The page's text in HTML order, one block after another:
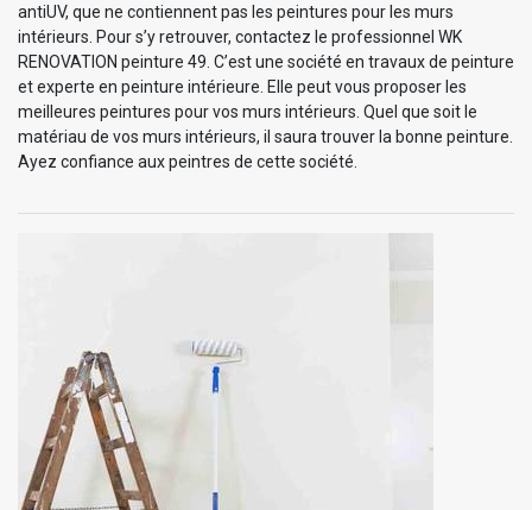
antiUV, que ne contiennent pas les peintures pour les murs
intérieurs. Pour s’y retrouver, contactez le professionnel WK
RENOVATION peinture 49. C’est une société en travaux de peinture
et experte en peinture intérieure. Elle peut vous proposer les
meilleures peintures pour vos murs intérieurs. Quel que soit le
matériau de vos murs intérieurs, il saura trouver la bonne peinture.
Ayez confiance aux peintres de cette société.